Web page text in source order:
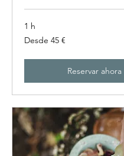
1 h
Desde
45
Desde 45 €
Reservar ahora